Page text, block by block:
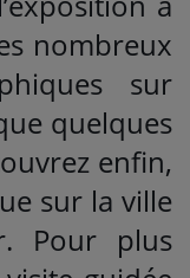
nombreux
sur
quelques
enfin,
sur la ville
Pour plus